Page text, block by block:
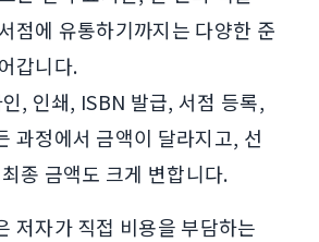
점에 유통하기까지는 다양한 준
갑니다.
, 인쇄, ISBN 발급, 서점 등록,
과정에서 금액이 달라지고, 선
종 금액도 크게 변합니다.
저자가 직접 비용을 부담하는